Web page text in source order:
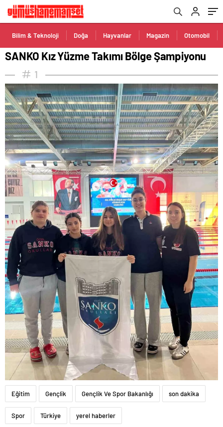
Bilim & Teknoloji Doğa Hayvanlar Magazin Otomobil
SANKO Kız Yüzme Takımı Bölge Şampiyonu
1
Eğitim Gençlik Gençlik Ve Spor Bakanlığı son dakika
Spor Türkiye yerel haberler